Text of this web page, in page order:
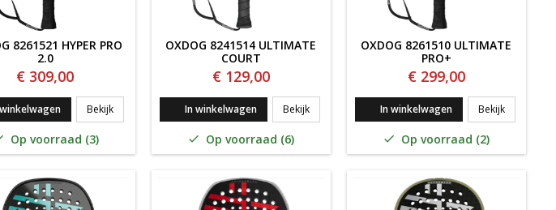
Tour x 2.0
8261521 HYPER PRO
2.0
€ 309,00
BekijkOxdog 8261521 Hyper pro 2.0
Op voorraad (3)
OXDOG 8241514 ULTIMATE
COURT
€ 129,00
In winkelwagen BekijkOxdog 8241514 Ultimate Court
 Op voorraad (6)
OXDOG 8261510 ULTIMATE
PRO+
€ 299,00
In winkelwagen BekijkOxdog
 Op voorraad (2)